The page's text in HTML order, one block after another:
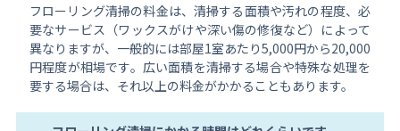
フローリング清掃の料金は、清掃する面積や汚れの程度、必
要なサービス（ワックスがけや深い傷の修復など）によって
異なりますが、一般的には部屋1室あたり5,000円から20,000
円程度が相場です。広い面積を清掃する場合や特殊な処理を
要する場合は、それ以上の料金がかかることもあります。